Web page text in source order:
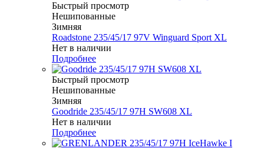
Быстрый просмотр
Нешипованные
Зимняя
Roadstone 235/45/17 97V Winguard Sport XL
Нет в наличии
Подробнее
Быстрый просмотр
Нешипованные
Зимняя
Goodride 235/45/17 97H SW608 XL
Нет в наличии
Подробнее